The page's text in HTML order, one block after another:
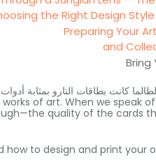
Bring
كانت بطاقات التارو بمثابة
of art. When we speak of
quality of the cards
how to design and print your